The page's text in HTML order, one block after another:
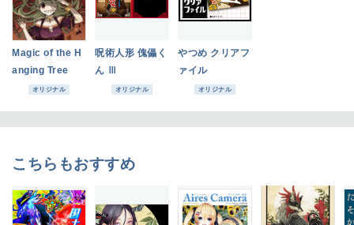
Magic of the H
anging Tree
オリジナル
呪術人形 傀儡く
ん Ⅲ
オリジナル
やつめ クリアフ
ァイル
オリジナル
こちらもおすすめ